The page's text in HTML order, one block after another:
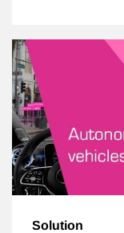
Solution